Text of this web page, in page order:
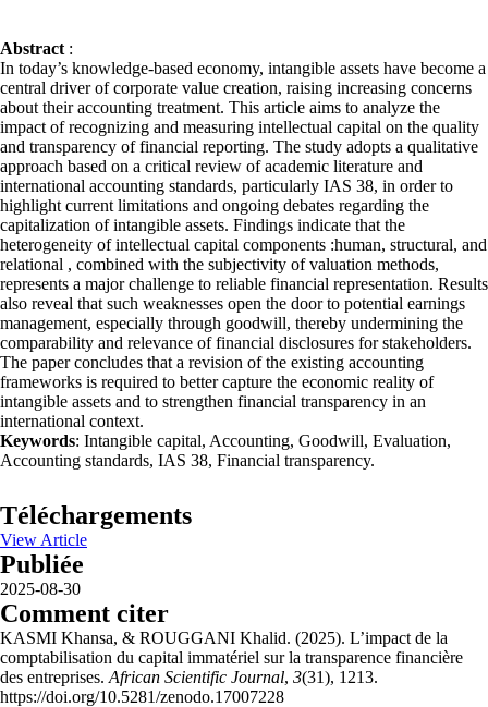
Abstract :
In today’s knowledge-based economy, intangible assets have become a
central driver of corporate value creation, raising increasing concerns
about their accounting treatment. This article aims to analyze the
impact of recognizing and measuring intellectual capital on the quality
and transparency of financial reporting. The study adopts a qualitative
approach based on a critical review of academic literature and
international accounting standards, particularly IAS 38, in order to
highlight current limitations and ongoing debates regarding the
capitalization of intangible assets. Findings indicate that the
heterogeneity of intellectual capital components :human, structural, and
relational , combined with the subjectivity of valuation methods,
represents a major challenge to reliable financial representation. Results
also reveal that such weaknesses open the door to potential earnings
management, especially through goodwill, thereby undermining the
comparability and relevance of financial disclosures for stakeholders.
The paper concludes that a revision of the existing accounting
frameworks is required to better capture the economic reality of
intangible assets and to strengthen financial transparency in an
international context.
Keywords: Intangible capital, Accounting, Goodwill, Evaluation,
Accounting standards, IAS 38, Financial transparency.
Téléchargements
View Article
Publiée
2025-08-30
Comment citer
KASMI Khansa, & ROUGGANI Khalid. (2025). L’impact de la
comptabilisation du capital immatériel sur la transparence financière
des entreprises. African Scientific Journal, 3(31), 1213.
https://doi.org/10.5281/zenodo.17007228